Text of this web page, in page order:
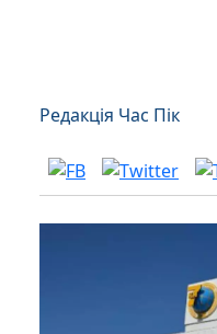
Редакція Час Пік